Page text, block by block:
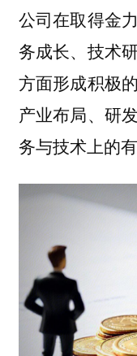
公司在取得金
务成长、技术
方面形成积极
产业布局、研
务与技术上的有